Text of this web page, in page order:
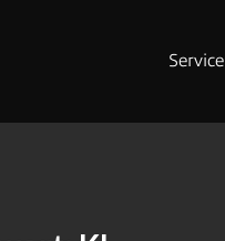
Service